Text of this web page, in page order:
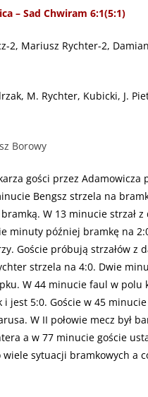
– Sad Chwiram 6:1(5:1)
2, Mariusz Rychter-2,
M. Rychter, Kubicki, J.
Borowy
gości przez Adamowicza
Bengsz strzela na
W 13 minucie strzał z
minuty później bramkę na
Goście próbują strzałów z
strzela na 4:0. Dwie
W 44 minucie faul w polu
jest 5:0. Goście w 45
W II połowie mecz był
a w 77 minucie goście
sytuacji bramkowych a